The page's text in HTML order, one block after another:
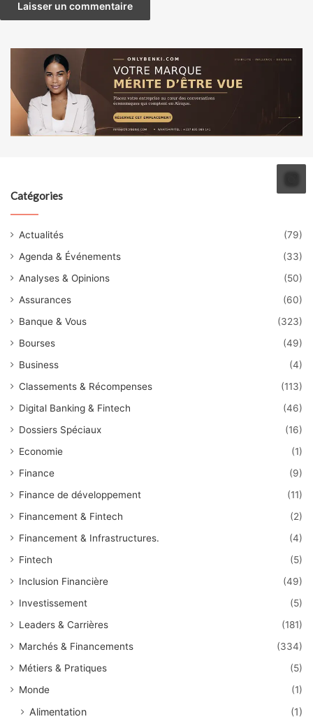
Catégories
Actualités
(79)
Agenda & Événements
(33)
Analyses & Opinions
(50)
Assurances
(60)
Banque & Vous
(323)
Bourses
(49)
Business
(4)
Classements & Récompenses
(113)
Digital Banking & Fintech
(46)
Dossiers Spéciaux
(16)
Economie
(1)
Finance
(9)
Finance de développement
(11)
Financement & Fintech
(2)
Financement & Infrastructures.
(4)
Fintech
(5)
Inclusion Financière
(49)
Investissement
(5)
Leaders & Carrières
(181)
Marchés & Financements
(334)
Métiers & Pratiques
(5)
Monde
(1)
Alimentation (1)